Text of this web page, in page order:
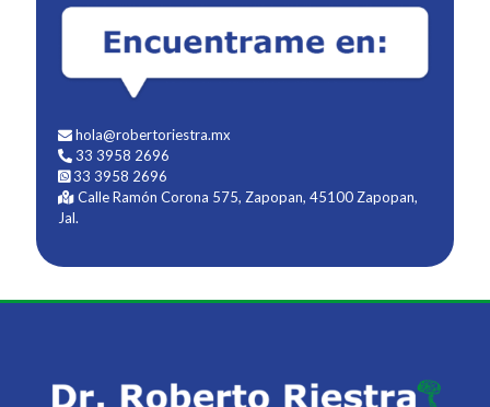
hola@robertoriestra.mx
33 3958 2696
33 3958 2696
Calle Ramón Corona 575, Zapopan, 45100 Zapopan,
Jal.